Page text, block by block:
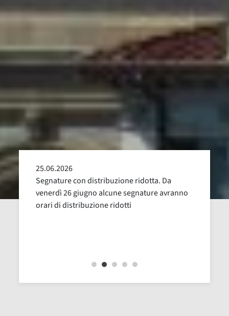
25.06.2026
Segnature con distribuzione ridotta. Da
venerdì 26 giugno alcune segnature avranno
orari di distribuzione ridotti